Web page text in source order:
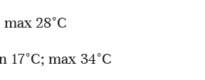
max 28°C
17°C; max 34°C